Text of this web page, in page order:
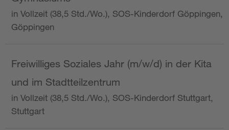
in Vollzeit (38,5 Std./Wo.), SOS-Kinderdorf Göppingen,
Göppingen
Freiwilliges Soziales Jahr (m/w/d) in der Kita
und im Stadtteilzentrum
in Vollzeit (38,5 Std./Wo.), SOS-Kinderdorf Stuttgart,
Stuttgart